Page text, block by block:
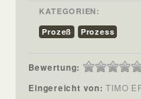
KATEGORIEN:
Prozeß
Prozess
Bewertung:
Eingereicht von:TIMO